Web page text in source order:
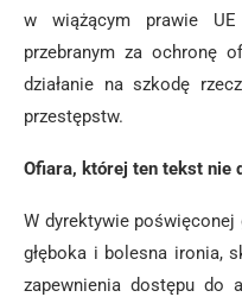
w wiążącym prawie
przebranym za ochronę
działanie na szkodę
przestępstw.
Ofiara, której ten tekst nie
W dyrektywie
głęboka i bolesna ironia,
zapewnienia dostępu do